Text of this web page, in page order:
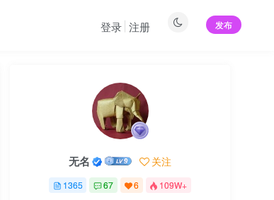
发布
登录 注册
无名 关注
1365 67 6 109W+